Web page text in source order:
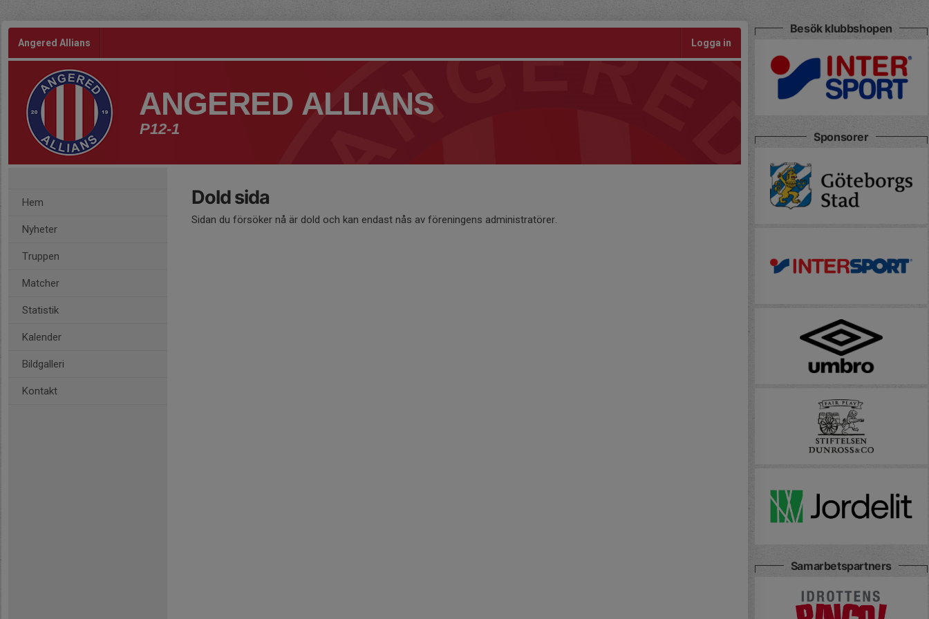
Angered Allians Logga in
ANGERED ALLIANS
P12-1
Hem
Nyheter
Truppen
Matcher
Statistik
Kalender
Bildgalleri
Kontakt
Dold sida
Sidan du försöker nå är dold och kan endast nås av föreningens administratörer.
Besök klubbshopen
Sponsorer
Samarbetspartners